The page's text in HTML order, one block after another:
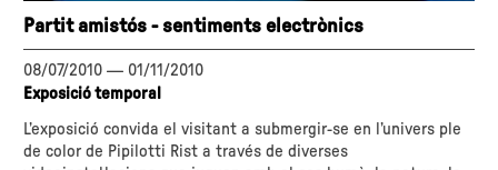
Partit amistós - sentiments electrònics
08/07/2010 — 01/11/2010
Exposició temporal
L’exposició convida el visitant a submergir-se en l’univers ple
de color de Pipilotti Rist a través de diverses